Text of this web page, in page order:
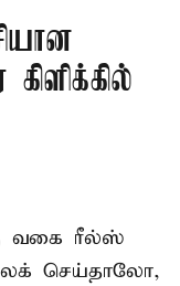
வகை ரீல்ஸ்
செய்தாலோ,